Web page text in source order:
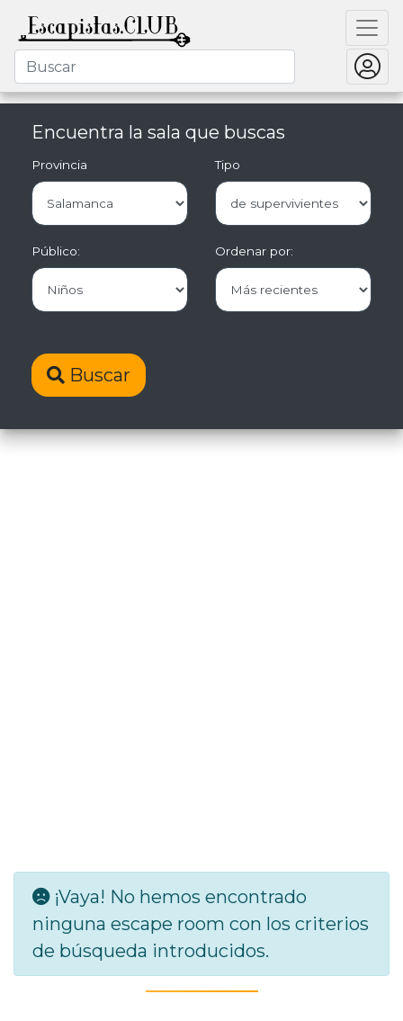
Encuentra la sala que buscas
Provincia Tipo
Público: Ordenar por:
Buscar
¡Vaya! No hemos encontrado
ninguna escape room con los criterios
de búsqueda introducidos.